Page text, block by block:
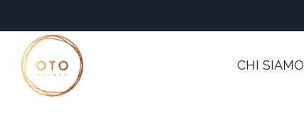
al
contenuto
CHI SIAMO